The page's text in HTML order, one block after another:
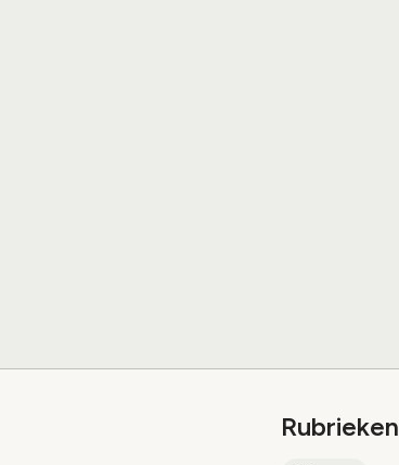
Rubrieken